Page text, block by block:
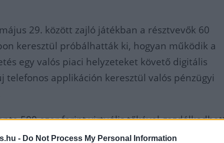
- Do Not Process My Personal Information
29. között zajló játékban a résztvevők 60
keresztül próbálhatták ki, hogyan működik a
egy valós piaci helyzeteket követő digitális
telefonos applikáción keresztül valós pénzügyi
500 ezer forint virtuális tőkével
közel 6 millió forint állhatott rendelkezésükre